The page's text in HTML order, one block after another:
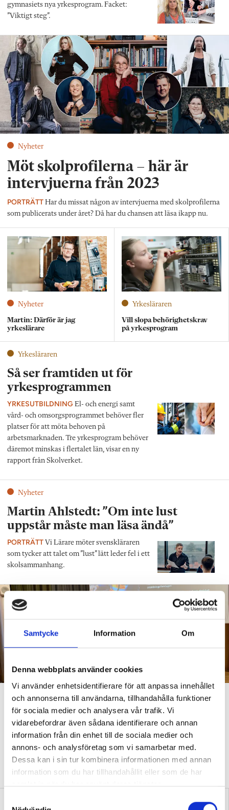
Samtycke Information Om
Denna webbplats använder cookies
Vi använder enhetsidentifierare för att anpassa innehållet
och annonserna till användarna, tillhandahålla funktioner
för sociala medier och analysera vår trafik. Vi
vidarebefordrar även sådana identifierare och annan
information från din enhet till de sociala medier och
annons- och analysföretag som vi samarbetar med.
Dessa kan i sin tur kombinera informationen med annan
information som du har tillhandahållit eller som de har
samlat in när du har använt deras tjänster.
gymnasiets nya yrkesprogram. Facket:
”Viktigt steg”.
Nyheter
Möt skolprofilerna – här är
intervjuerna från 2023
PORTRÄTT Har du missat någon av intervjuerna med skolprofilerna
som publicerats under året? Då har du chansen att läsa ikapp nu.
Nyheter
Martin: Därför är jag
yrkeslärare
Yrkesläraren
Vill slopa behörighetskrav
på yrkesprogram
Yrkesläraren
Så ser framtiden ut för
yrkesprogrammen
YRKESUTBILDNING El- och energi samt
vård- och omsorgsprogrammet behöver fler
platser för att möta behoven på
arbetsmarknaden. Tre yrkesprogram behöver
däremot minskas i flertalet län, visar en ny
rapport från Skolverket.
Nyheter
Martin Ahlstedt: ”Om inte lust
uppstår måste man läsa ändå”
PORTRÄTT Vi Lärare möter svenskläraren
som tycker att talet om ”lust” lätt leder fel i ett
skolsammanhang.
Yrkesläraren
Hinder att lösa på
yrkesutbildning
YRKESUTBILDNINGFör svårt att komma in på utbildningar, brist på
apl-platser och svårt att få elever till tekniska inriktningar. Det var
några hinder som togs upp under ett samtal om yrkesutbildning.